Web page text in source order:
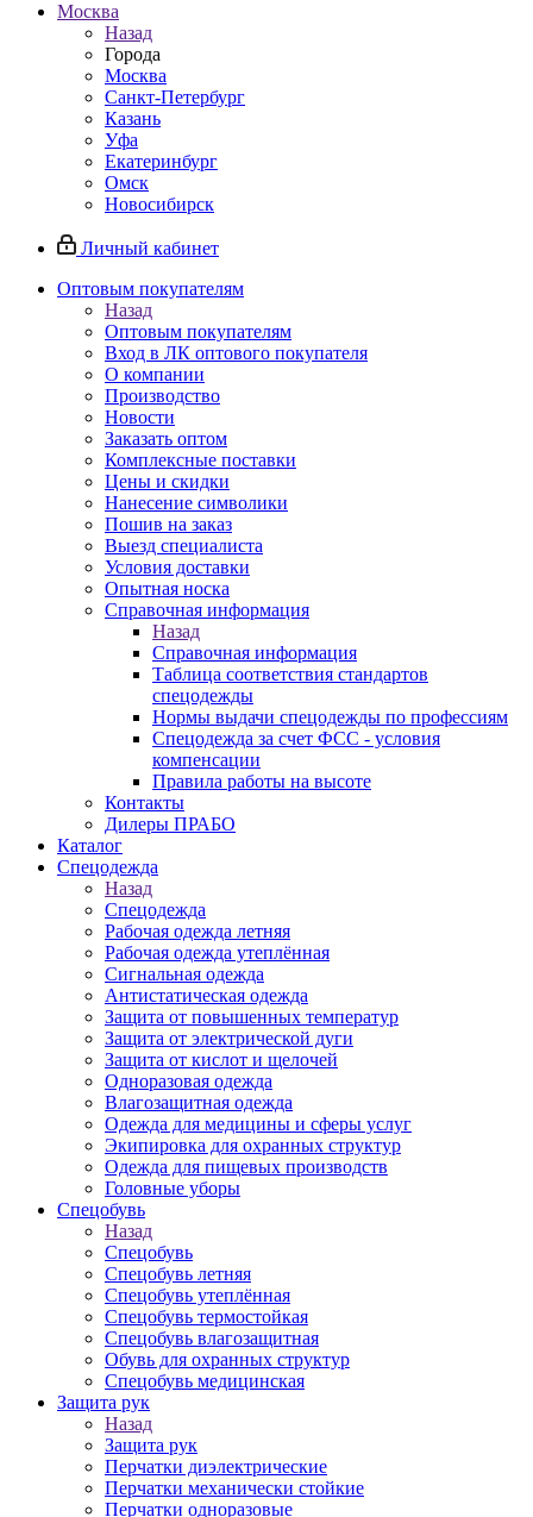
Москва
Назад
Города
Москва
Санкт-Петербург
Казань
Уфа
Екатеринбург
Омск
Новосибирск
Личный кабинет
Оптовым покупателям
Назад
Оптовым покупателям
Вход в ЛК оптового покупателя
О компании
Производство
Новости
Заказать оптом
Комплексные поставки
Цены и скидки
Нанесение символики
Пошив на заказ
Выезд специалиста
Условия доставки
Опытная носка
Справочная информация
Назад
Справочная информация
Таблица соответствия стандартов
спецодежды
Нормы выдачи спецодежды по профессиям
Спецодежда за счет ФСС - условия
компенсации
Правила работы на высоте
Контакты
Дилеры ПРАБО
Каталог
Спецодежда
Назад
Спецодежда
Рабочая одежда летняя
Рабочая одежда утеплённая
Сигнальная одежда
Антистатическая одежда
Защита от повышенных температур
Защита от электрической дуги
Защита от кислот и щелочей
Одноразовая одежда
Влагозащитная одежда
Одежда для медицины и сферы услуг
Экипировка для охранных структур
Одежда для пищевых производств
Головные уборы
Спецобувь
Назад
Спецобувь
Спецобувь летняя
Спецобувь утеплённая
Спецобувь термостойкая
Спецобувь влагозащитная
Обувь для охранных структур
Спецобувь медицинская
Защита рук
Назад
Защита рук
Перчатки диэлектрические
Перчатки механически стойкие
Перчатки одноразовые